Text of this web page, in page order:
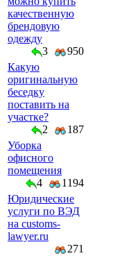
качественную
брендовую
одежду
3
950
Какую
оригинальную
беседку
поставить на
участке?
2
187
Уборка
офисного
помещения
4
1194
Юридические
услуги по ВЭД
на customs-
lawyer.ru
271